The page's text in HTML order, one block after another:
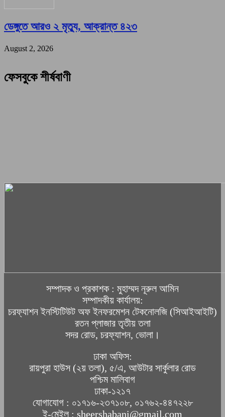
ডেঙ্গুতে আরও ২ মৃত্যু, আক্রান্ত ৪২৩
August 2, 2026
ফেসবুকে শীর্ষবাণী
সম্পাদক ও প্রকাশক : মুহাম্মদ নূরুল আমিন
সম্পাদকীয় কার্যালয়:
চরফ্যাশন ইনস্টিটিউট অফ ইনফরমেশন টেকনোলজি (সিআইআইটি)
রতন প্লাজার তৃতীয় তলা
সদর রোড, চরফ্যাশন, ভোলা।
ঢাকা অফিস:
রায়পুরা হাউস (২য় তলা), ৫/এ, আউটার সার্কুলার রোড
পশ্চিম মালিবাগ
ঢাকা-১২১৭
যোগাযোগ : ০১৭১৬-২৩৭১০৮, ০১৭৬২-৪৪৭২২৮
ই-মেইল : sheershabani@gmail.com